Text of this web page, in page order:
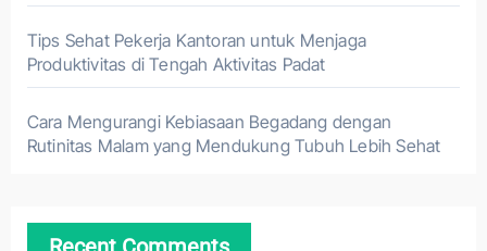
Tips Sehat Pekerja Kantoran untuk Menjaga
Produktivitas di Tengah Aktivitas Padat
Cara Mengurangi Kebiasaan Begadang dengan
Rutinitas Malam yang Mendukung Tubuh Lebih Sehat